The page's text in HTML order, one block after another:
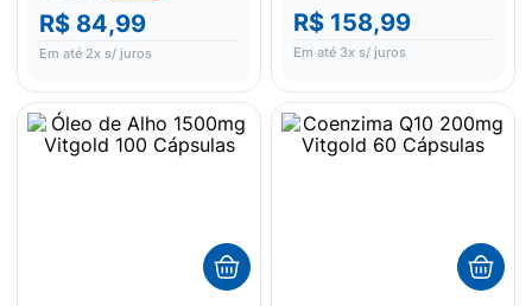
R$ 84,99
Em até 2x s/ juros
R$ 158,99
Em até 3x s/ juros